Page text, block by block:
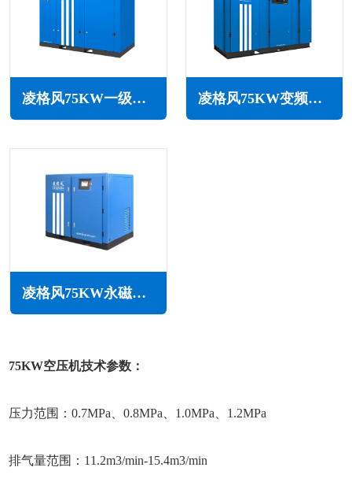
凌格风75KW一级能效永磁变频空压机LCH系列 凌格风75KW变频空压机LSV系列
凌格风75KW永磁变频无油水润滑空压机LSW PM系列
75KW空压机技术参数：
压力范围：0.7MPa、0.8MPa、1.0MPa、1.2MPa
排气量范围：11.2m3/min-15.4m3/min